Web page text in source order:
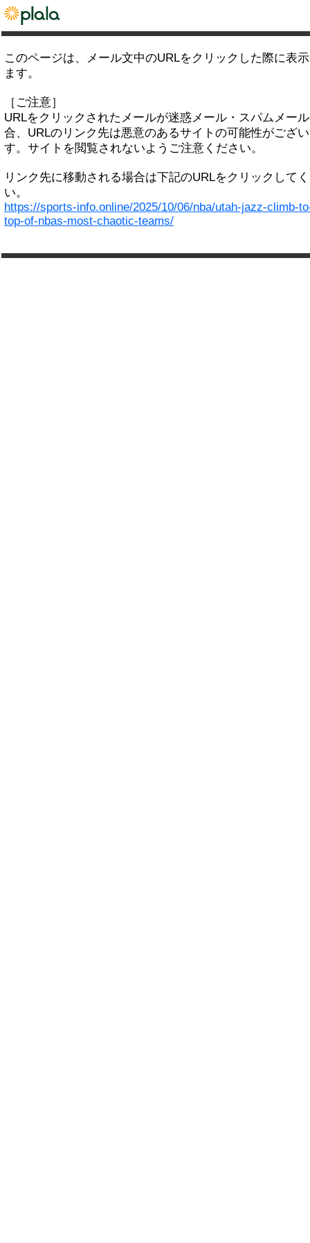
このページは、メール文中のURLをクリックした際に表
ます。
［ご注意］
URLをクリックされたメールが迷惑メール・スパムメー
合、URLのリンク先は悪意のあるサイトの可能性がござ
す。サイトを閲覧されないようご注意ください。
リンク先に移動される場合は下記のURLをクリックして
い。
https://sports-info.online/2025/10/06/nba/utah-jazz-climb-
top-of-nbas-most-chaotic-teams/